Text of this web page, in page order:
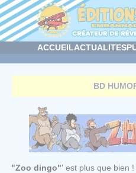
ACCUEILACTUALITES
BD
"Zoo dingo"' est plus que bien
Panneau de gestion des cookies